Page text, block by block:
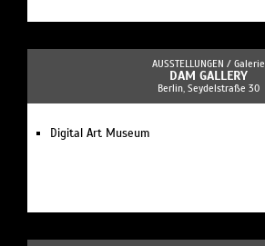
AUSSTELLUNGEN / Galerie
DAM GALLERY
Berlin, Seydelstraße 30
Digital Art Museum